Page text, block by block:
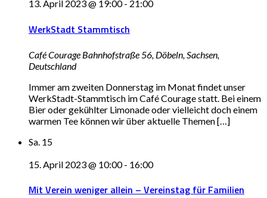
13. April 2023 @ 19:00- 21:00
WerkStadt Stammtisch
Café Courage Bahnhofstraße 56, Döbeln, Sachsen,
Deutschland
Immer am zweiten Donnerstag im Monat findet unser
WerkStadt-Stammtisch im Café Courage statt. Bei einem
Bier oder gekühlter Limonade oder vielleicht doch einem
warmen Tee können wir über aktuelle Themen […]
Sa. 15
15. April 2023 @ 10:00- 16:00
Mit Verein weniger allein – Vereinstag für Familien